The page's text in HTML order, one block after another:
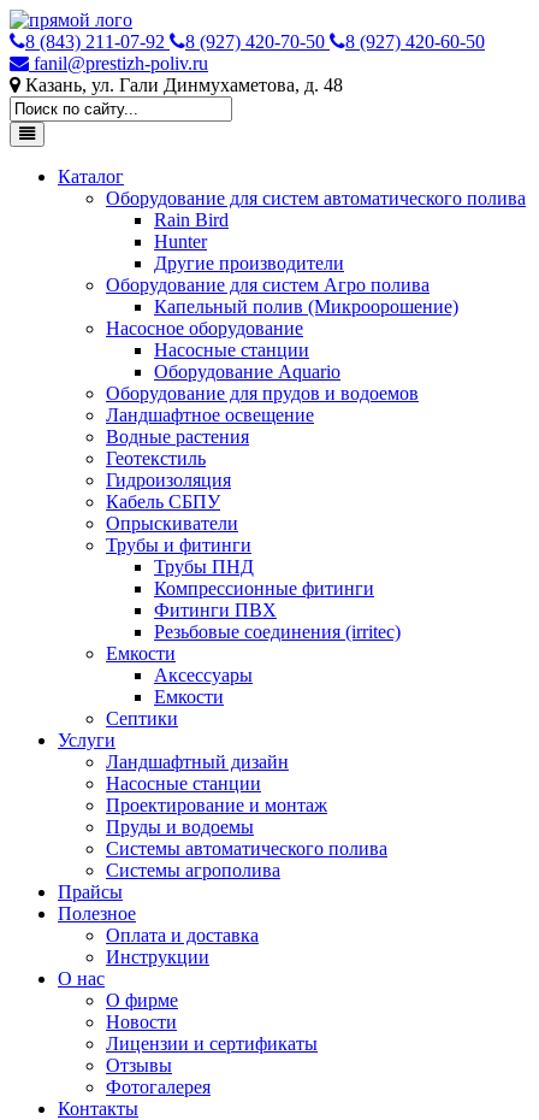
8 (843) 211-07-92 8 (927) 420-70-50
8 (927) 420-60-50
fanil@prestizh-poliv.ru
Казань, ул. Гали Динмухаметова, д. 48
Каталог
Оборудование для систем автоматического полива
Rain Bird
Hunter
Другие производители
Оборудование для систем Агро полива
Капельный полив (Микроорошение)
Насосное оборудование
Насосные станции
Оборудование Aquario
Оборудование для прудов и водоемов
Ландшафтное освещение
Водные растения
Геотекстиль
Гидроизоляция
Кабель СБПУ
Опрыскиватели
Трубы и фитинги
Трубы ПНД
Компрессионные фитинги
Фитинги ПВХ
Резьбовые соединения (irritec)
Емкости
Аксессуары
Емкости
Септики
Услуги
Ландшафтный дизайн
Насосные станции
Проектирование и монтаж
Пруды и водоемы
Системы автоматического полива
Системы агрополива
Прайсы
Полезное
Оплата и доставка
Инструкции
О нас
О фирме
Новости
Лицензии и сертификаты
Отзывы
Фотогалерея
Контакты